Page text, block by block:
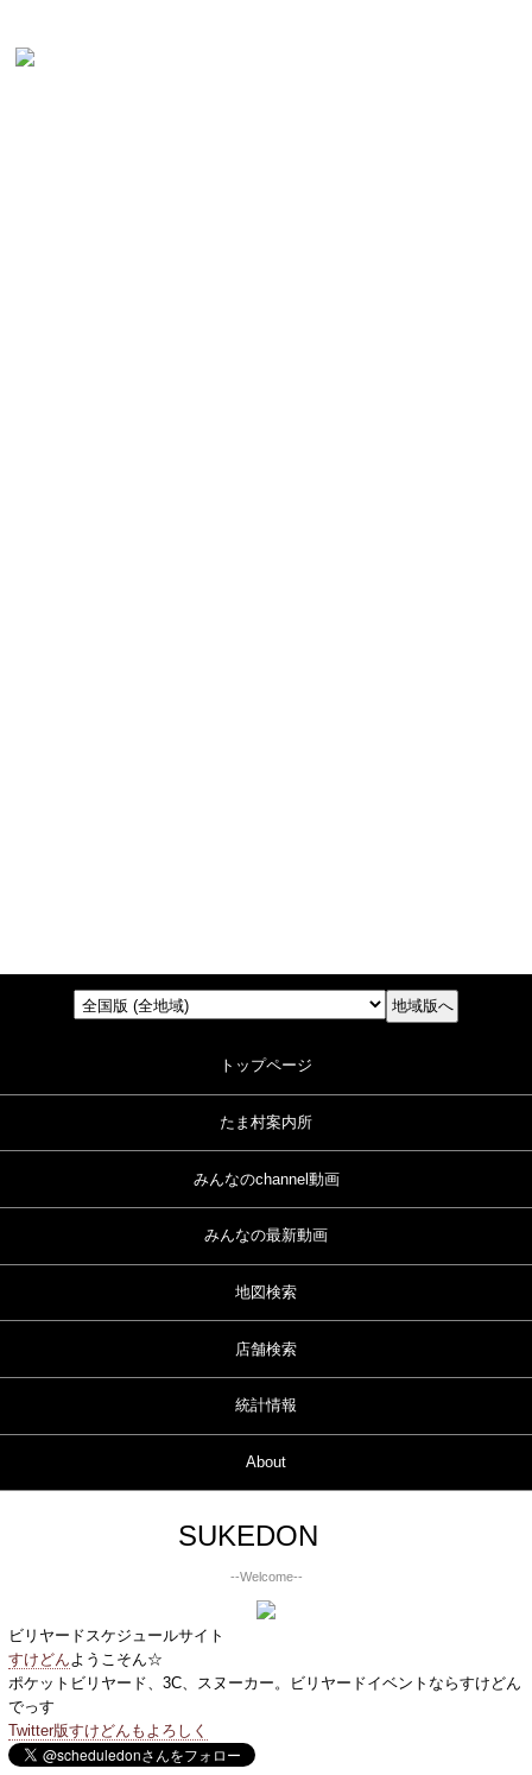
トップページ
たま村案内所
みんなのchannel動画
みんなの最新動画
地図検索
店舗検索
統計情報
About
SUKEDON
--Welcome--
ビリヤードスケジュールサイト
すけどんようこそん☆
ポケットビリヤード、3C、スヌーカー。ビリヤードイベントならすけどん
でっす
Twitter版すけどんもよろしく